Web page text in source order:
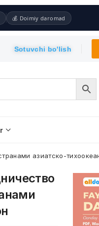
💰 Doimiy daromad
Sotuvchi bo'lish
азиатско-